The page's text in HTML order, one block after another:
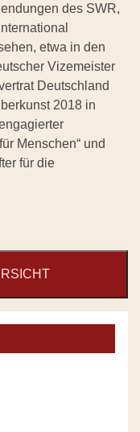
des SWR,
etwa in den
Vizemeister
Deutschland
2018 in
Menschen“ und
für die